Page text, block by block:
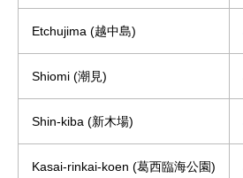
Etchujima (越中島)
Shiomi (潮見)
Shin-kiba (新木場)
Kasai-rinkai-koen (葛西臨海公園)